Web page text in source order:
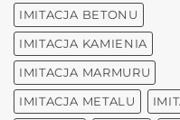
IMITACJA BETONU
IMITACJA KAMIENIA
IMITACJA MARMURU
IMITACJA METALU